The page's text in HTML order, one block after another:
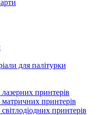
для палітурки
принтерів
принтерів
принтерів